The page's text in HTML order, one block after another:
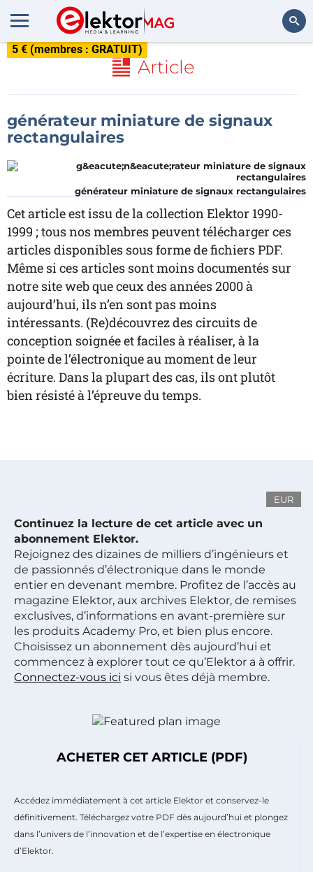
5 € (membres : GRATUIT)
Article
générateur miniature de signaux
rectangulaires
générateur miniature de signaux rectangulaires
Cet article est issu de la collection Elektor 1990-
1999 ; tous nos membres peuvent télécharger ces
articles disponibles sous forme de fichiers PDF.
Même si ces articles sont moins documentés sur
notre site web que ceux des années 2000 à
aujourd’hui, ils n’en sont pas moins
intéressants. (Re)découvrez des circuits de
conception soignée et faciles à réaliser, à la
pointe de l’électronique au moment de leur
écriture. Dans la plupart des cas, ils ont plutôt
bien résisté à l’épreuve du temps.
EUR
Continuez la lecture de cet article avec un
abonnement Elektor.
Rejoignez des dizaines de milliers d’ingénieurs et
de passionnés d’électronique dans le monde
entier en devenant membre. Profitez de l’accès au
magazine Elektor, aux archives Elektor, de remises
exclusives, d’informations en avant-première sur
les produits Academy Pro, et bien plus encore.
Choisissez un abonnement dès aujourd’hui et
commencez à explorer tout ce qu’Elektor a à offrir.
Connectez-vous ici si vous êtes déjà membre.
ACHETER CET ARTICLE (PDF)
Accédez immédiatement à cet article Elektor et conservez-le
définitivement. Téléchargez votre PDF dès aujourd’hui et plongez
dans l’univers de l’innovation et de l’expertise en électronique
d’Elektor.